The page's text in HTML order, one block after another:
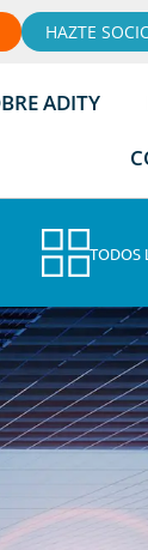
HAZTE
ADITY
TODOS